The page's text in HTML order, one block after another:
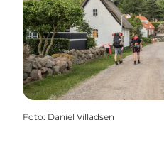
Foto: Daniel Villadsen